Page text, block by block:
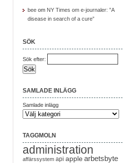
bee om NY Times om e-journaler: ”A
disease in search of a cure”
SÖK
Sök efter:
SAMLADE INLÄGG
Samlade inlägg
TAGGMOLN
administration
affärssystem api apple arbetsbyte